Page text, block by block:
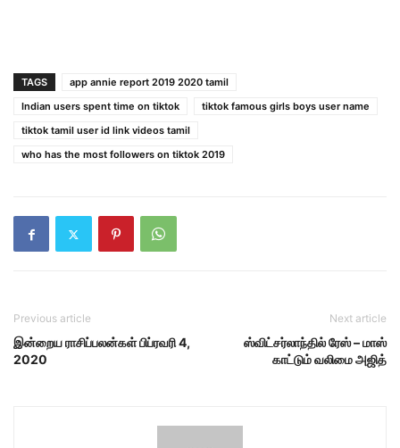
TAGS
app annie report 2019 2020 tamil
Indian users spent time on tiktok
tiktok famous girls boys user name
tiktok tamil user id link videos tamil
who has the most followers on tiktok 2019
Previous article
இன்றைய ராசிப்பலன்கள் பிப்ரவரி 4,
2020
Next article
ஸ்விட்சர்லாந்தில் ரேஸ் – மாஸ்
காட்டும் வலிமை அஜித்